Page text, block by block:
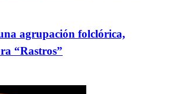
agrupación folclórica,
“Rastros”